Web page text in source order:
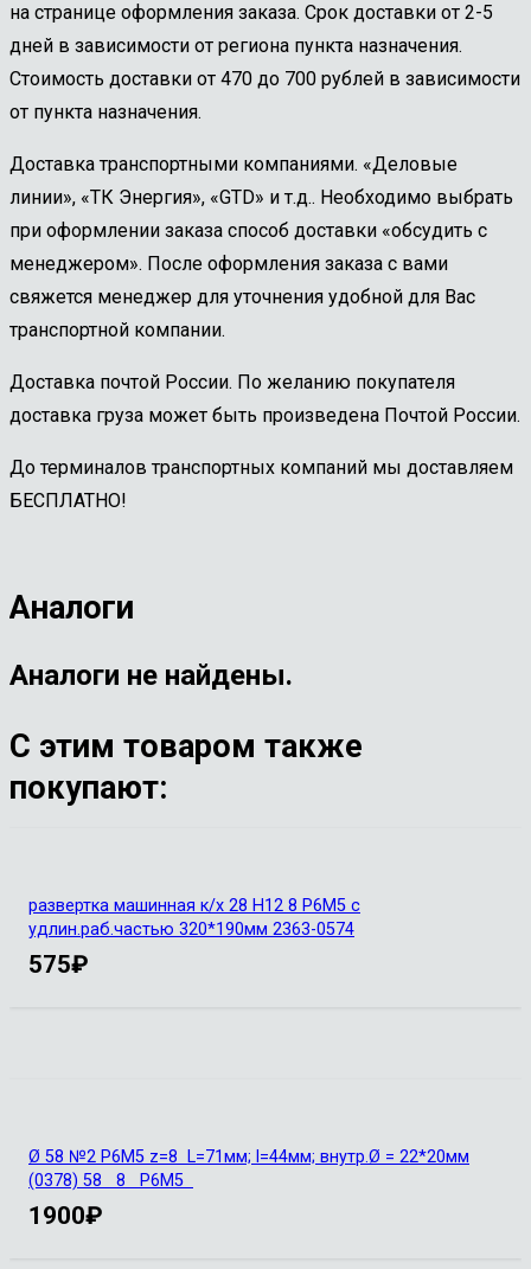
на странице оформления заказа. Срок доставки от 2-5
дней в зависимости от региона пункта назначения.
Стоимость доставки от 470 до 700 рублей в зависимости
от пункта назначения.
Доставка транспортными компаниями. «Деловые
линии», «ТК Энергия», «GTD» и т.д.. Необходимо выбрать
при оформлении заказа способ доставки «обсудить с
менеджером». После оформления заказа с вами
свяжется менеджер для уточнения удобной для Вас
транспортной компании.
Доставка почтой России. По желанию покупателя
доставка груза может быть произведена Почтой России.
До терминалов транспортных компаний мы доставляем
БЕСПЛАТНО!
Аналоги
Аналоги не найдены.
С этим товаром также
покупают:
развертка машинная к/х 28 Н12 8 Р6М5 с
удлин.раб.частью 320*190мм 2363-0574
575₽
Ø 58 №2 Р6М5 z=8 L=71мм; l=44мм; внутр.Ø = 22*20мм
(0378) 58 8 Р6М5
1900₽